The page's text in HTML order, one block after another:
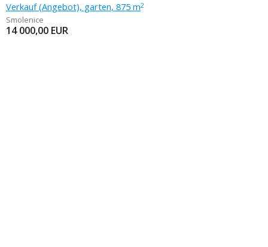
Verkauf (Angebot), garten, 875 m2
Smolenice
14 000,00 EUR